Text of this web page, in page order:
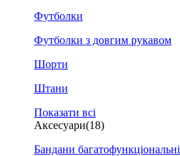
Футболки
Футболки з довгим рукавом
Шорти
Штани
Показати всі
Аксесуари(18)
Бандани багатофункціональні